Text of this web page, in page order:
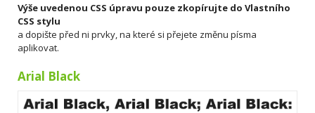
Výše uvedenou CSS úpravu pouze zkopírujte do Vlastního
CSS stylu
a dopište před ni prvky, na které si přejete změnu písma
aplikovat.
Arial Black